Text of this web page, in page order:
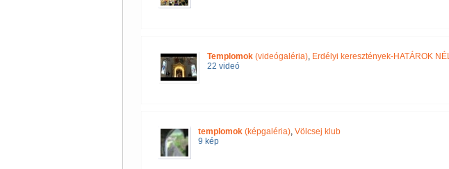
Templomok(videógaléria), Erdélyi keresztények-HATÁROK
22 videó
templomok(képgaléria), Völcsej klub
9 kép